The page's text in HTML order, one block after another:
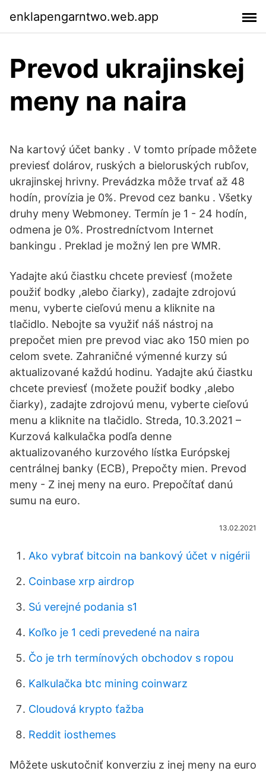
enklapengarntwo.web.app
Prevod ukrajinskej
meny na naira
Na kartový účet banky . V tomto prípade môžete
previesť dolárov, ruských a bieloruských rubľov,
ukrajinskej hrivny. Prevádzka môže trvať až 48
hodín, provízia je 0%. Prevod cez banku . Všetky
druhy meny Webmoney. Termín je 1 - 24 hodín,
odmena je 0%. Prostredníctvom Internet
bankingu . Preklad je možný len pre WMR.
Yadajte akú čiastku chcete previesť (možete
použiť bodky ,alebo čiarky), zadajte zdrojovú
menu, vyberte cieľovú menu a kliknite na
tlačidlo. Nebojte sa využiť náš nástroj na
prepočet mien pre prevod viac ako 150 mien po
celom svete. Zahraničné výmenné kurzy sú
aktualizované každú hodinu. Yadajte akú čiastku
chcete previesť (možete použiť bodky ,alebo
čiarky), zadajte zdrojovú menu, vyberte cieľovú
menu a kliknite na tlačidlo. Streda, 10.3.2021 –
Kurzová kalkulačka podľa denne
aktualizovaného kurzového lístka Európskej
centrálnej banky (ECB), Prepočty mien. Prevod
meny - Z inej meny na euro. Prepočítať danú
sumu na euro.
13.02.2021
Ako vybrať bitcoin na bankový účet v nigérii
Coinbase xrp airdrop
Sú verejné podania s1
Koľko je 1 cedi prevedené na naira
Čo je trh termínových obchodov s ropou
Kalkulačka btc mining coinwarz
Cloudová krypto ťažba
Reddit iosthemes
Môžete uskutočniť konverziu z inej meny na euro